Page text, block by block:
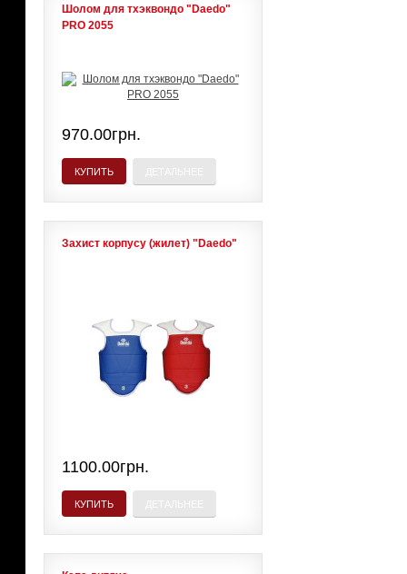
Шолом для тхэквондо "Daedo"
PRO 2055
970.00грн.
КУПИТЬ
Захист корпусу (жилет) "Daedo"
1100.00грн.
КУПИТЬ